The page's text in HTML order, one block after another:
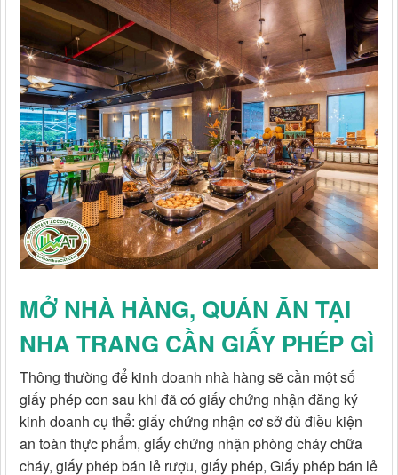
MỞ NHÀ HÀNG, QUÁN ĂN TẠI
NHA TRANG CẦN GIẤY PHÉP GÌ
Thông thường để kinh doanh nhà hàng sẽ cần một số
giấy phép con sau khi đã có giấy chứng nhận đăng ký
kinh doanh cụ thể: giấy chứng nhận cơ sở đủ điều kiện
an toàn thực phẩm, giấy chứng nhận phòng cháy chữa
cháy, giấy phép bán lẻ rượu, giấy phép, Giấy phép bán lẻ